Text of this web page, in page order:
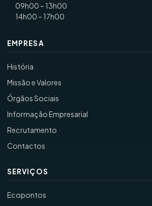
09h00 – 13h00
14h00 – 17h00
EMPRESA
História
Missão e Valores
Órgãos Sociais
Informação Empresarial
Recrutamento
Contactos
SERVIÇOS
Ecopontos